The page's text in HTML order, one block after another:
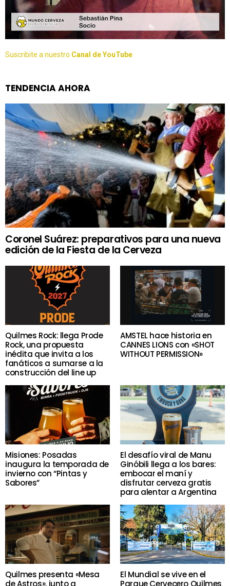
Suscribite a nuestro Canal de YouTube
TENDENCIA AHORA
Coronel Suárez: preparativos para una nueva
edición de la Fiesta de la Cerveza
Quilmes Rock: llega Prode
Rock, una propuesta
inédita que invita a los
fanáticos a sumarse a la
construcción del line up
AMSTEL hace historia en
CANNES LIONS con «SHOT
WITHOUT PERMISSION»
Misiones: Posadas
inaugura la temporada de
invierno con “Pintas y
Sabores”
El desafío viral de Manu
Ginóbili llega a los bares:
embocar el maní y
disfrutar cerveza gratis
para alentar a Argentina
Quilmes presenta «Mesa
de Astros», junto a
El Mundial se vive en el
Parque Cervecero Quilmes